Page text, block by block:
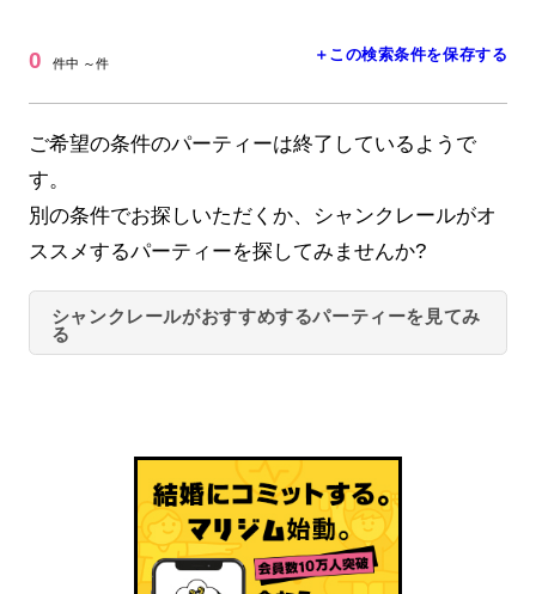
0 件中 ～件 ＋この検索条件を保存する
ご希望の条件のパーティーは終了しているようで
す。
別の条件でお探しいただくか、シャンクレールがオ
ススメするパーティーを探してみませんか?
シャンクレールがおすすめするパーティーを見てみ
る